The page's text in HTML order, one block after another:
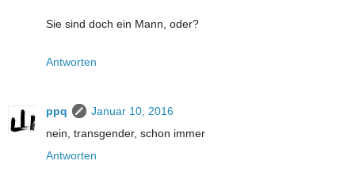
Sie sind doch ein Mann, oder?
Antworten
ppq
Januar 10, 2016
nein, transgender, schon immer
Antworten